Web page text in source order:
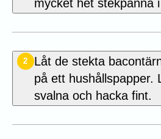
mycket het stekpanna
2
Låt de stekta
på ett hushållspapper.
svalna och hacka fint.